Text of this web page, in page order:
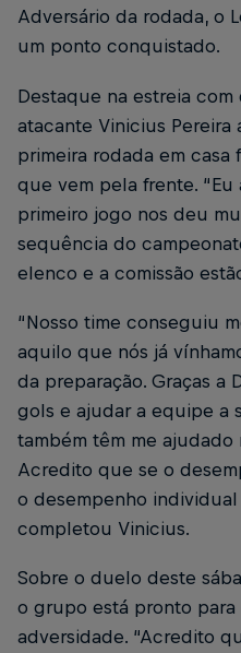
Adversário da rodada, o
um ponto conquistado.
Destaque na estreia
atacante Vinicius
primeira rodada em casa
que vem pela frente.
primeiro jogo nos deu
sequência do
elenco e a comissão
“Nosso time conseguiu
aquilo que nós já
da preparação. Graças a
gols e ajudar a equipe a
também têm me
Acredito que se o
o desempenho
completou Vinicius.
Sobre o duelo deste
o grupo está pronto
adversidade. “Acredito